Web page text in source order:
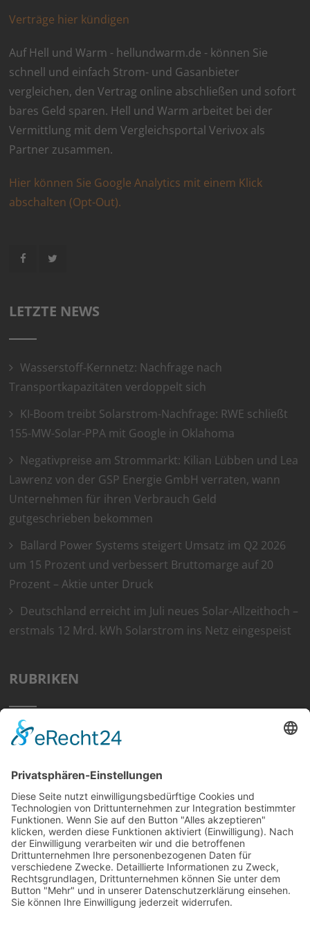
Verträge hier kündigen
Auf Hell und Warm - hellundwarm.de - können Sie
schnell und einfach Strom- und Gasanbieter
vergleichen, den Vertrag online abschließen und sofort
bares Geld sparen. Hell und Warm arbeitet bei der
Vermittlung mit dem Vergleichsportal Verivox als
Partner zusammen.
Hier können Sie Google Analytics mit einem Klick
abschalten (Opt-Out).
LETZTE NEWS
Wasserstoff-Kernnetz: Nachfrage nach
Transportkapazitäten verdoppelt sich
KI-Boom treibt Solarstrom-Nachfrage: RWE schließt
155-MW-Solar-PPA mit Google in Oklahoma
Negativpreise am Strommarkt: Kilian Lübben und Lea
Lawrenz von der GSP Energie GmbH verraten, wann
Unternehmen für ihren Verbrauch Geld
gutgeschrieben bekommen
Ballard Power Systems steigert Umsatz im Q2 2026
um 15 Prozent und verbessert Bruttomarge auf 20
Prozent – Aktie unter Druck
Deutschland erreicht im Juli neues Solar-Allzeithoch –
erstmals 12 Mrd. kWh Solarstrom ins Netz eingespeist
RUBRIKEN
Home
Tipps
Wissen
Strom Top30
F&A
News